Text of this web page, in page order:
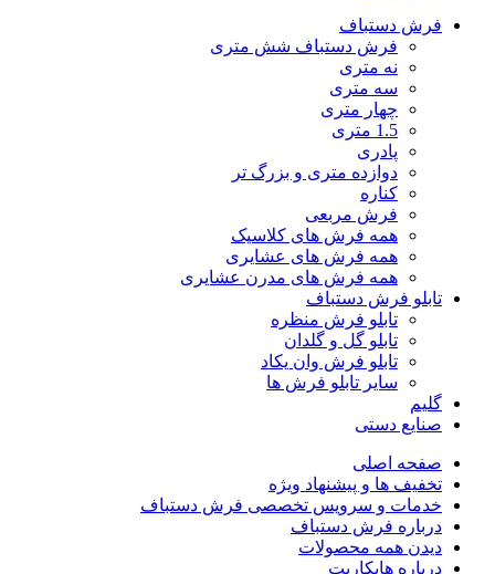
فرش دستباف
فرش دستباف شش متری
نه متری
سه متری
چهار متری
1.5 متری
پادری
دوازده متری و بزرگ تر
کناره
فرش مربعی
همه فرش های کلاسیک
همه فرش های عشایری
همه فرش های مدرن عشایری
تابلو فرش دستباف
تابلو فرش منظره
تابلو گل و گلدان
تابلو فرش وان یکاد
سایر تابلو فرش ها
گلیم
صنایع دستی
صفحه اصلی
تخفیف ها و پیشنهاد ویژه
خدمات و سرویس تخصصی فرش دستباف
درباره فرش دستباف
دیدن همه محصولات
درباره هایکارپت